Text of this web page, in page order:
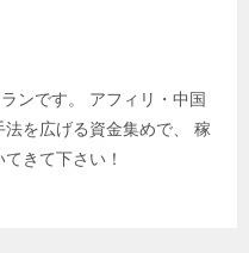
ンです。 アフィリ・中国
を広げる資金集めで、 稼
きて下さい！